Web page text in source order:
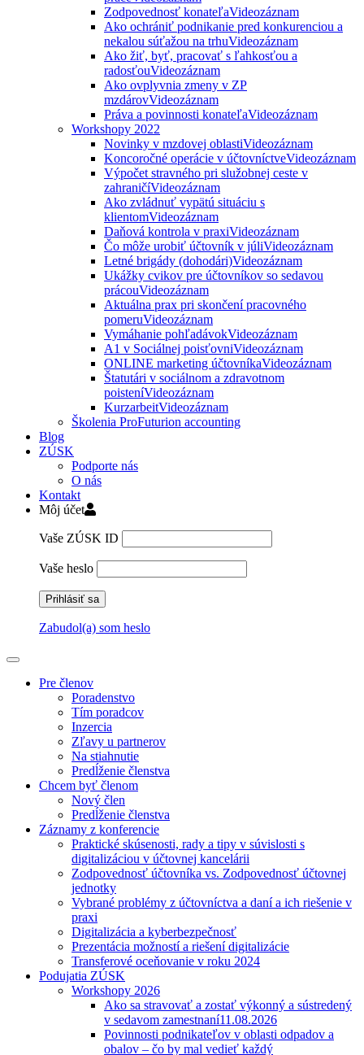
Zodpovednosť konateľaVideozáznam
Ako ochrániť podnikanie pred konkurenciou a
nekalou súťažou na trhuVideozáznam
Ako žiť, byť, pracovať s ľahkosťou a
radosťouVideozáznam
Ako ovplyvnia zmeny v ZP
mzdárovVideozáznam
Práva a povinnosti konateľaVideozáznam
Workshopy 2022
Novinky v mzdovej oblastiVideozáznam
Koncoročné operácie v účtovníctveVideozáznam
Výpočet stravného pri služobnej ceste v
zahraničíVideozáznam
Ako zvládnuť vypätú situáciu s
klientomVideozáznam
Daňová kontrola v praxiVideozáznam
Čo môže urobiť účtovník v júliVideozáznam
Letné brigády (dohodári)Videozáznam
Ukážky cvikov pre účtovníkov so sedavou
prácouVideozáznam
Aktuálna prax pri skončení pracovného
pomeruVideozáznam
Vymáhanie pohľadávokVideozáznam
A1 v Sociálnej poisťovniVideozáznam
ONLINE marketing účtovníkaVideozáznam
Štatutári v sociálnom a zdravotnom
poisteníVideozáznam
KurzarbeitVideozáznam
Školenia ProFuturion accounting
Blog
ZÚSK
Podporte nás
O nás
Kontakt
Môj účet
Vaše ZÚSK ID
Vaše heslo
Zabudol(a) som heslo
Pre členov
Poradenstvo
Tím poradcov
Inzercia
Zľavy u partnerov
Na stiahnutie
Predĺženie členstva
Chcem byť členom
Nový člen
Predĺženie členstva
Záznamy z konferencie
Praktické skúsenosti, rady a tipy v súvislosti s
digitalizáciou v účtovnej kancelárii
Zodpovednosť účtovníka vs. Zodpovednosť účtovnej
jednotky
Vybrané problémy z účtovníctva a daní a ich riešenie v
praxi
Digitalizácia a kyberbezpečnosť
Prezentácia možností a riešení digitalizácie
Transferové oceňovanie v roku 2024
Podujatia ZÚSK
Workshopy 2026
Ako sa stravovať a zostať výkonný a sústredený
v sedavom zamestnaní11.08.2026
Povinnosti podnikateľov v oblasti odpadov a
obalov – čo by mal vedieť každý